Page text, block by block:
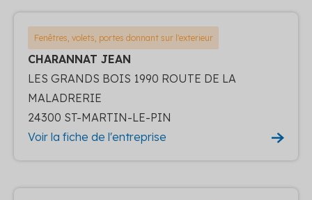
Fenêtres, volets, portes donnant sur l'exterieur
CHARANNAT JEAN
LES GRANDS BOIS 1990 ROUTE DE LA
MALADRERIE
24300 ST-MARTIN-LE-PIN
Voir la fiche de l'entreprise